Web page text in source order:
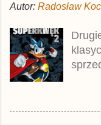
Autor: Radosław
Jest